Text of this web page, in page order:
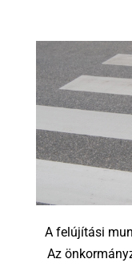
A felújítási
Az